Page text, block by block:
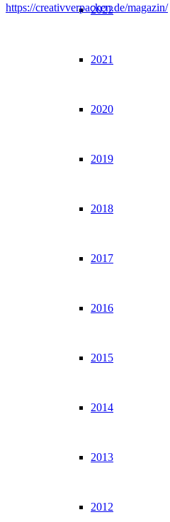
2022
2021
2020
2019
2018
2017
2016
2015
2014
2013
2012
https://creativverpacken.de/magazin/